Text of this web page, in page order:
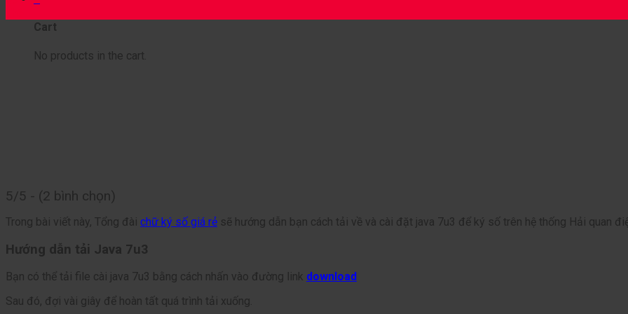
Cart
No products in the cart.
5/5 - (2 bình chọn)
Trong bài viết này, Tổng đài chữ ký số giá rẻ sẽ hướng dẫn bạn cách tải về và cài đặt java 7u3 để ký số trên hệ thống Hải quan
Hướng dẫn tải Java 7u3
Bạn có thể tải file cài java 7u3 bằng cách nhấn vào đường link download
Sau đó, đợi vài giây để hoàn tất quá trình tải xuống.